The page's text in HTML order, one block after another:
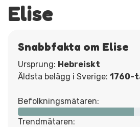
Elise
Snabbfakta om Elise
Ursprung: Hebreiskt
Äldsta belägg i Sverige: 1760-
Befolkningsmätaren:
Trendmätaren: